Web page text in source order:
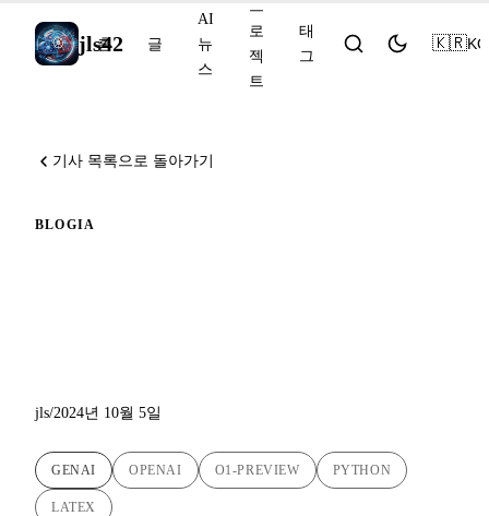
jls42
홈 글
AI
뉴
스
프
로
젝
트
태
그
🇰🇷KO
기사 목록으로 돌아가기
BLOGIA
jls/2024년 10월 5일
GENAI OPENAI O1-PREVIEW PYTHON
LATEX